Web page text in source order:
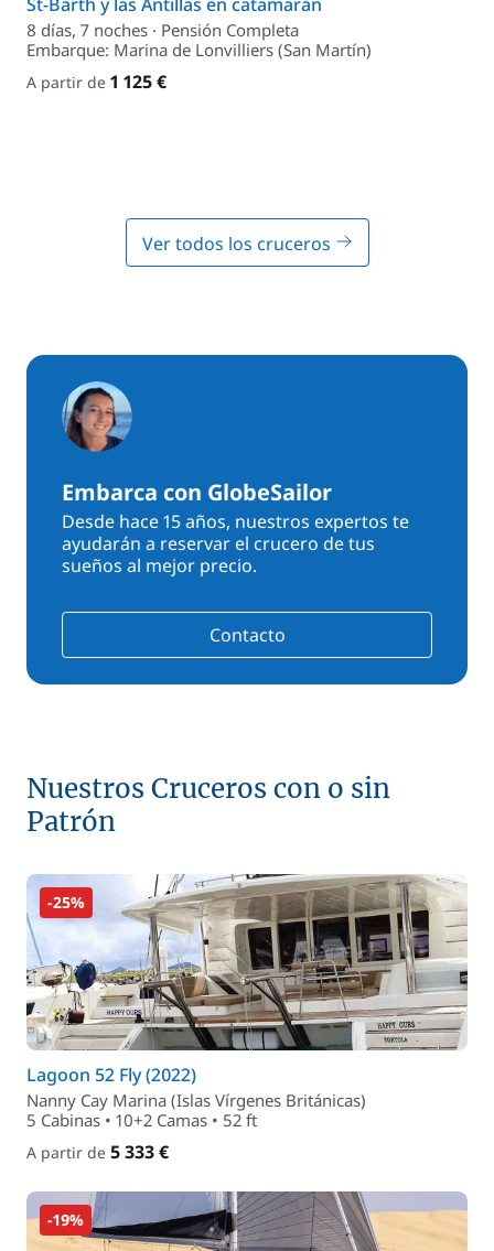
8 días, 7 noches · Pensión Completa
Embarque: Marina de Lonvilliers (San Martín)
A partir de 1 125 €
Ver todos los cruceros
Embarca con GlobeSailor
Desde hace 15 años, nuestros expertos te
ayudarán a reservar el crucero de tus
sueños al mejor precio.
Contacto
Nuestros Cruceros con o sin
Patrón
-25%
Lagoon 52 Fly (2022)
Nanny Cay Marina (Islas Vírgenes Británicas)
5 Cabinas • 10+2 Camas • 52 ft
A partir de 5 333 €
-19%